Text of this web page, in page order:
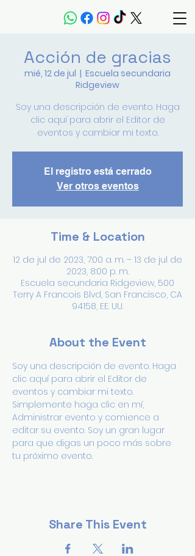
Acción de gracias
mié, 12 de jul
  |
Escuela secundaria
Ridgeview
Soy una descripción de evento. Haga
clic aquí para abrir el Editor de
eventos y cambiar mi texto.
El registro está cerrado
Ver otros eventos
Time & Location
12 de jul de 2023, 7:00 a. m. – 13 de jul de
2023, 8:00 p. m.
Escuela secundaria Ridgeview, 500
Terry A Francois Blvd, San Francisco, CA
94158, EE. UU.
About the Event
Soy una descripción de evento. Haga
clic aquí para abrir el Editor de
eventos y cambiar mi texto.
Simplemente haga clic en mí,
Administrar evento y comience a
editar su evento. Soy un gran lugar
para que digas un poco más sobre
tu próximo evento.
Share This Event